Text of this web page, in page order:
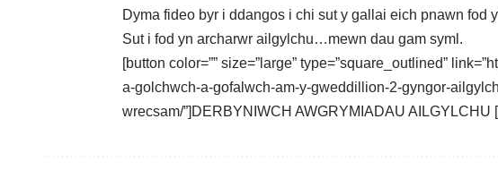
Dyma fideo byr i ddangos i chi sut y gallai eich pnawn fod
Sut i fod yn archarwr ailgylchu…mewn dau gam syml.
[button color=”” size=”large” type=”square_outlined”
a-golchwch-a-gofalwch-am-y-gweddillion-2-gyngor-
wrecsam/”]DERBYNIWCH AWGRYMIADAU AILGYLCHU